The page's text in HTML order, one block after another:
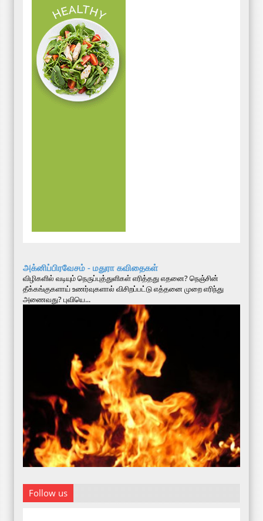
அக்னிப்பிரவேசம் - மதுரா கவிதைகள்
விழிகளில் வடியும் நெருப்புத்துளிகள் எரித்தது எதனை? நெஞ்சின்
தீக்கங்குகளாய் உணர்வுகளால் விசிறப்பட்டு எத்தனை முறை எரிந்து
அணைவது? புவியெ...
Follow us